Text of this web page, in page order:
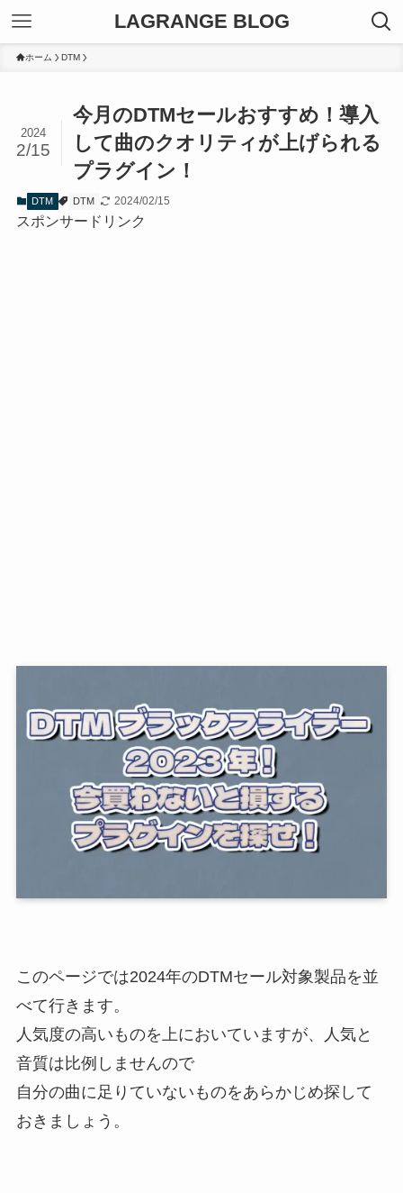
LAGRANGE BLOG
ホーム DTM
今月のDTMセールおすすめ！導入
して曲のクオリティが上げられる
プラグイン！
2024
2/15
DTM DTM 2024/02/15
スポンサードリンク
このページでは2024年のDTMセール対象製品を並
べて行きます。
人気度の高いものを上においていますが、人気と
音質は比例しませんので
自分の曲に足りていないものをあらかじめ探して
おきましょう。